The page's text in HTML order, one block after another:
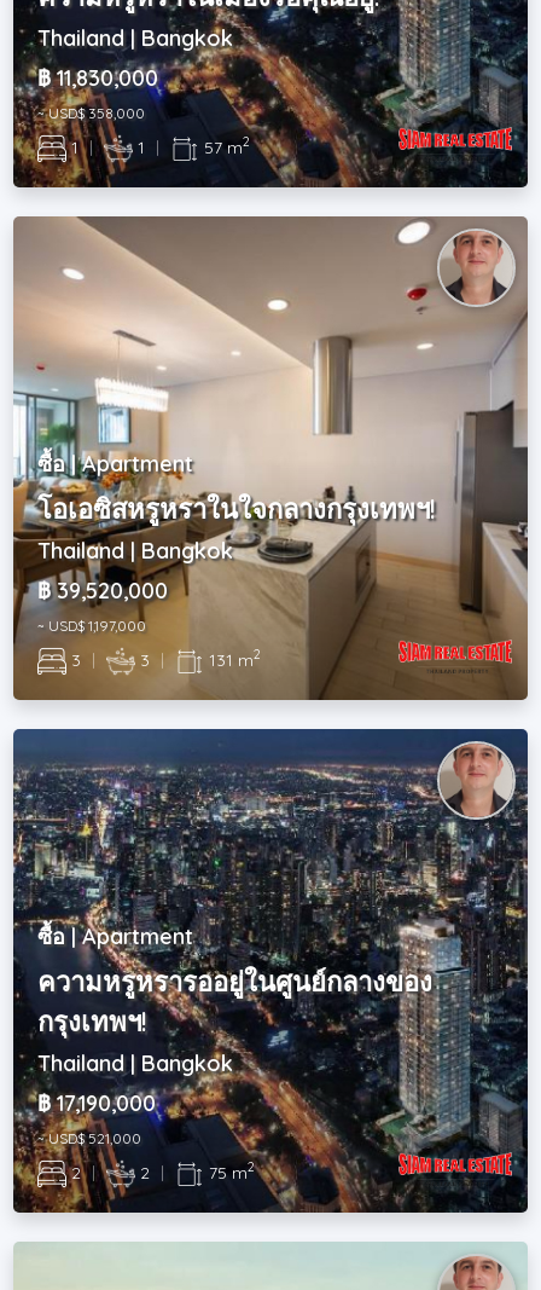
Thailand | Bangkok
฿ 11,830,000
~ USD$ 358,000
1 | 1 | 57 m2
ซื้อ | Apartment
โอเอซิสหรูหราในใจกลางกรุงเทพฯ!
Thailand | Bangkok
฿ 39,520,000
~ USD$ 1,197,000
3 | 3 | 131 m2
ซื้อ | Apartment
ความหรูหรารออยู่ในศูนย์กลางของ
กรุงเทพฯ!
Thailand | Bangkok
฿ 17,190,000
~ USD$ 521,000
2 | 2 | 75 m2